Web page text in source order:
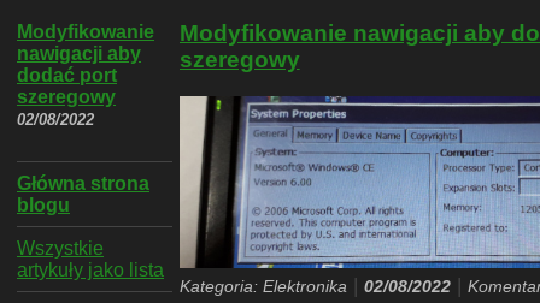
Modyfikowanie nawigacji aby
szeregowy
Kategoria: Elektronika 02/08/2022
Modyfikowanie
nawigacji aby
dodać port
szeregowy
02/08/2022
Główna strona
blogu
Wszystkie
artykuły jako lista